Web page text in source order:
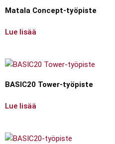
Matala Concept-työpiste
Lue lisää
BASIC20 Tower-työpiste
Lue lisää